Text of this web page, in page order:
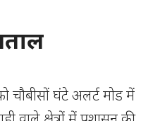
घंटे अलर्ट मोड में